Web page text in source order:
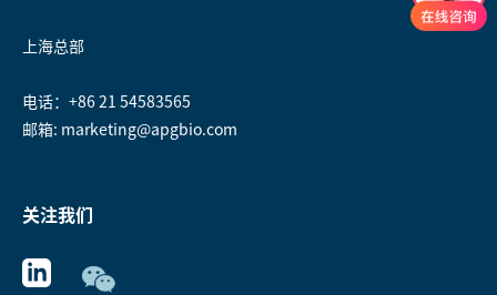
上海总部
电话：+86 21 54583565
邮箱: marketing@apgbio.com
关注我们